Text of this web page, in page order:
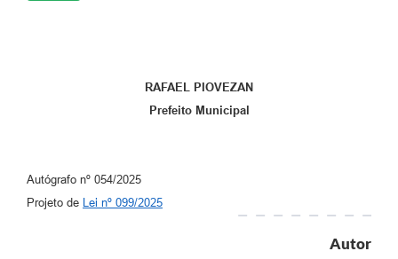
RAFAEL PIOVEZAN
Prefeito Municipal
Autógrafo nº 054/2025
Projeto de Lei nº 099/2025
Autor